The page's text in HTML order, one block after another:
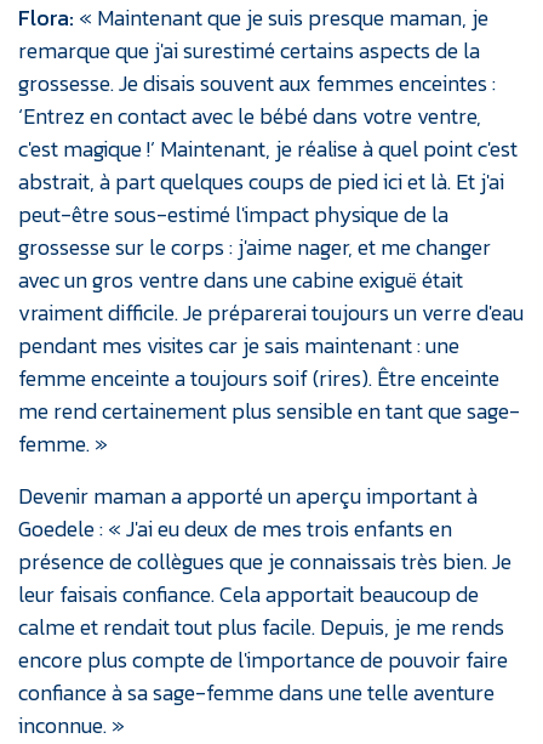
Flora: « Maintenant que je suis presque maman, je
remarque que j'ai surestimé certains aspects de la
grossesse. Je disais souvent aux femmes enceintes :
‘Entrez en contact avec le bébé dans votre ventre,
c'est magique !’ Maintenant, je réalise à quel point c'est
abstrait, à part quelques coups de pied ici et là. Et j'ai
peut-être sous-estimé l'impact physique de la
grossesse sur le corps : j'aime nager, et me changer
avec un gros ventre dans une cabine exiguë était
vraiment difficile. Je préparerai toujours un verre d'eau
pendant mes visites car je sais maintenant : une
femme enceinte a toujours soif (rires). Être enceinte
me rend certainement plus sensible en tant que sage-
femme. »
Devenir maman a apporté un aperçu important à
Goedele : « J'ai eu deux de mes trois enfants en
présence de collègues que je connaissais très bien. Je
leur faisais confiance. Cela apportait beaucoup de
calme et rendait tout plus facile. Depuis, je me rends
encore plus compte de l'importance de pouvoir faire
confiance à sa sage-femme dans une telle aventure
inconnue. »